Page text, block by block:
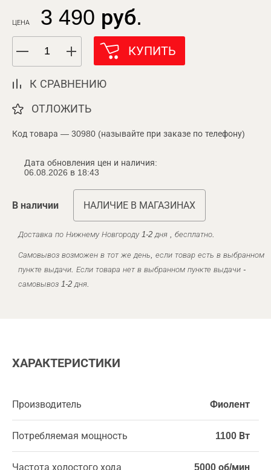
ЦЕНА 3 490 руб.
КУПИТЬ
К СРАВНЕНИЮ
ОТЛОЖИТЬ
Код товара — 30980 (называйте при заказе по телефону)
Дата обновления цен и наличия:
06.08.2026 в 18:43
В наличии НАЛИЧИЕ В МАГАЗИНАХ
Доставка по Нижнему Новгороду 1-2 дня , бесплатно.
Самовывоз возможен в тот же день, если товар есть в выбранном
пункте выдачи. Если товара нет в выбранном пункте выдачи -
самовывоз 1-2 дня.
ХАРАКТЕРИСТИКИ
Производитель Фиолент
Потребляемая мощность 1100 Вт
Частота холостого хода 5000 об/мин